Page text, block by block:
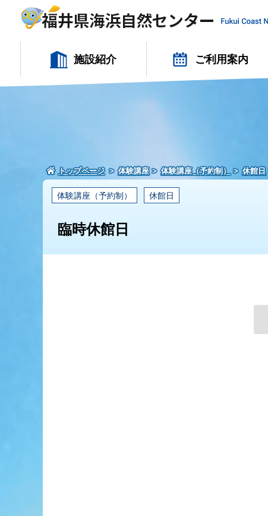
施設紹介 ご利用案内
トップページ 体験講座 体験講座（予約制） 休館日
体験講座（予約制） 休館日
臨時休館日